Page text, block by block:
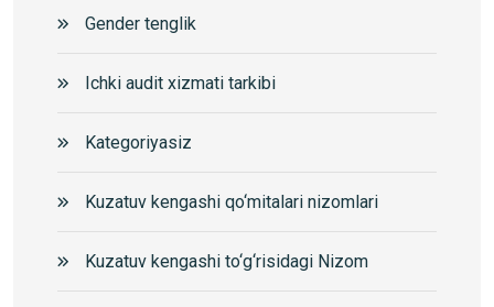
Gender tenglik
Ichki audit xizmati tarkibi
Kategoriyasiz
Kuzatuv kengashi qo‘mitalari nizomlari
Kuzatuv kengashi to‘g‘risidagi Nizom